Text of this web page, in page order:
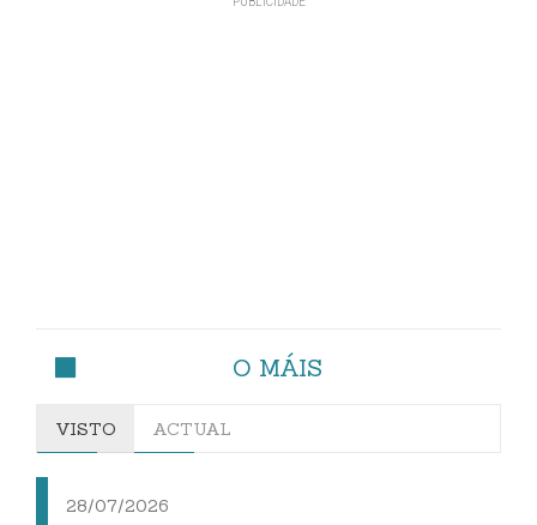
O MÁIS
VISTO ACTUAL
28/07/2026